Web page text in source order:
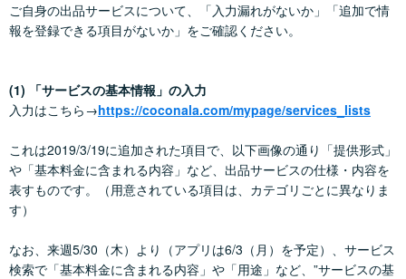
ご自身の出品サービスについて、「入力漏れがないか」「追加で情
報を登録できる項目がないか」をご確認ください。
(1) 「サービスの基本情報」の入力
入力はこちら→https://coconala.com/mypage/services_lists
これは2019/3/19に追加された項目で、以下画像の通り「提供形式」
や「基本料金に含まれる内容」など、出品サービスの仕様・内容を
表すものです。（用意されている項目は、カテゴリごとに異なりま
す）
なお、来週5/30（木）より（アプリは6/3（月）を予定）、サービス
検索で「基本料金に含まれる内容」や「用途」など、”サービスの基